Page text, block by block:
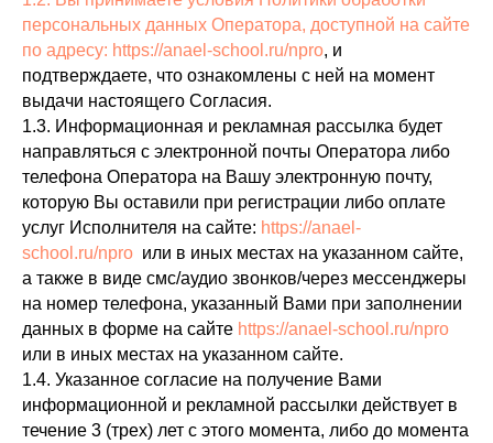
персональных данных Оператора, доступной на сайте
по адресу: https://anael-school.ru/npro, и
подтверждаете, что ознакомлены с ней на момент
выдачи настоящего Согласия.
1.3. Информационная и рекламная рассылка будет
направляться с электронной почты Оператора либо
телефона Оператора на Вашу электронную почту,
которую Вы оставили при регистрации либо оплате
услуг Исполнителя на сайте: https://anael-
school.ru/npro или в иных местах на указанном сайте,
а также в виде смс/аудио звонков/через мессенджеры
на номер телефона, указанный Вами при заполнении
данных в форме на сайте https://anael-school.ru/npro
или в иных местах на указанном сайте.
1.4. Указанное согласие на получение Вами
информационной и рекламной рассылки действует в
течение 3 (трех) лет с этого момента, либо до момента